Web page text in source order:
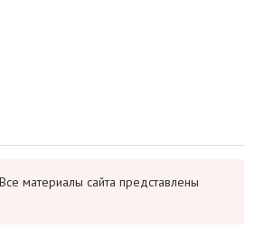
материалы сайта представлены